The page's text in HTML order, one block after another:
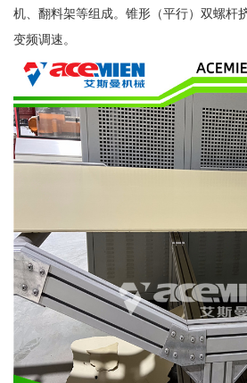
机、翻料架等组成。锥形（平行）双螺杆
变频调速。